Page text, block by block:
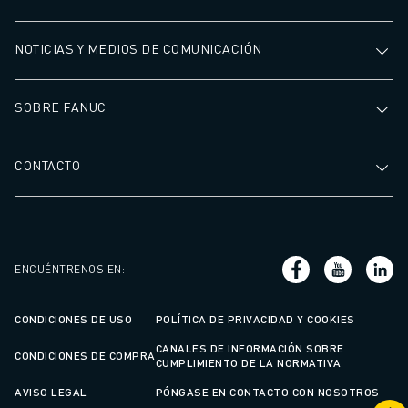
NOTICIAS Y MEDIOS DE COMUNICACIÓN
SOBRE FANUC
CONTACTO
ENCUÉNTRENOS EN :
CONDICIONES DE USO POLÍTICA DE PRIVACIDAD Y COOKIES
CONDICIONES DE COMPRA
CANALES DE INFORMACIÓN SOBRE
CUMPLIMIENTO DE LA NORMATIVA
AVISO LEGAL PÓNGASE EN CONTACTO CON NOSOTROS